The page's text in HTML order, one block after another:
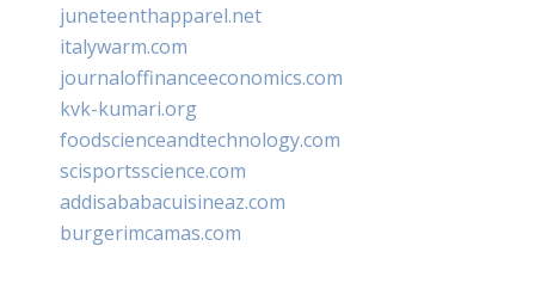
juneteenthapparel.net
italywarm.com
journaloffinanceeconomics.com
kvk-kumari.org
foodscienceandtechnology.com
scisportsscience.com
addisababacuisineaz.com
burgerimcamas.com